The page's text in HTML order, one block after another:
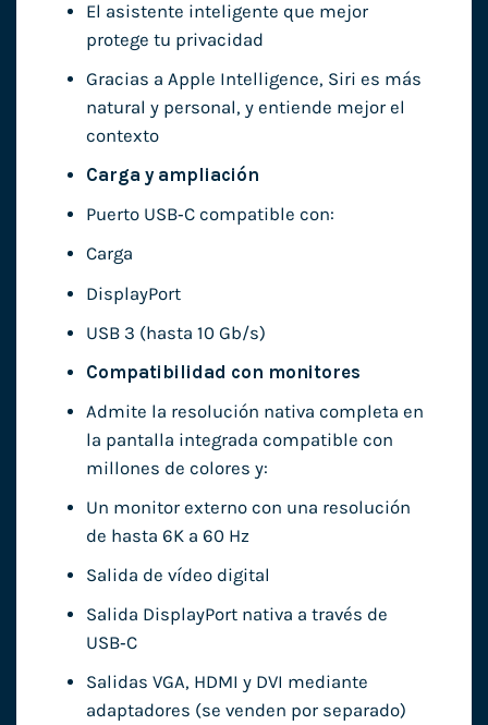
El asistente inteligente que mejor
protege tu privacidad
Gracias a Apple Intelligence, Siri es más
natural y personal, y entiende mejor el
contexto
Carga y ampliación
Puerto USB‑C compatible con:
Carga
DisplayPort
USB 3 (hasta 10 Gb/s)
Compatibilidad con monitores
Admite la resolución nativa completa en
la pantalla integrada compatible con
millones de colores y:
Un monitor externo con una resolución
de hasta 6K a 60 Hz
Salida de vídeo digital
Salida DisplayPort nativa a través de
USB‑C
Salidas VGA, HDMI y DVI mediante
adaptadores (se venden por separado)